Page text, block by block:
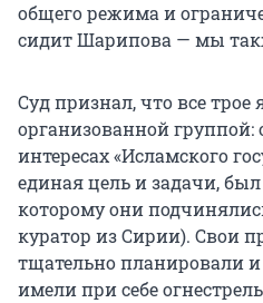
общего режима и
сидит Шарипова — мы
Суд признал, что все трое
организованной группой:
интересах «Исламского
единая цель и задачи, был
которому они
куратор из Сирии). Свои
тщательно планировали
имели при себе